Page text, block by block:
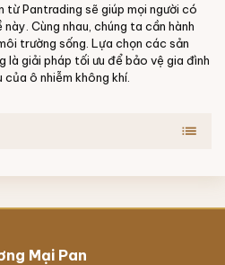
từ Pantrading sẽ giúp mọi người có
Cùng nhau, chúng ta cần hành
trường sống. Lựa chọn các sản
là giải pháp tối ưu để bảo vệ gia đình
ô nhiễm không khí.
list
Mại Pan